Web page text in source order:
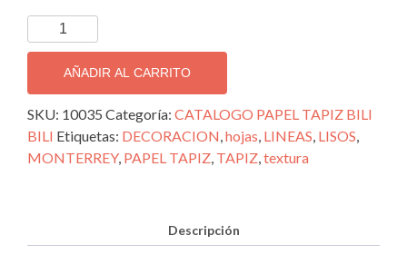
TAPIZ
DECORATIVO
IMPORTADO
BILI
BILI;
10035
cantidad
AÑADIR AL CARRITO
SKU: 10035 Categoría: CATALOGO PAPEL TAPIZ BILI
BILI Etiquetas: DECORACION,hojas, LINEAS, LISOS,
MONTERREY, PAPEL TAPIZ, TAPIZ,textura
Descripción